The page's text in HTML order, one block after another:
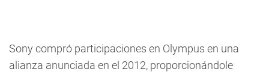
Sony compró participaciones en Olympus en una
alianza anunciada en el 2012, proporcionándole